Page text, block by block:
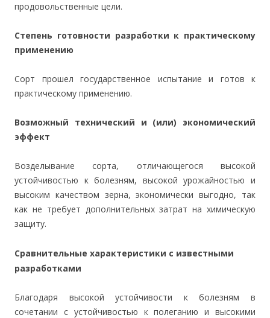
продовольственные цели.
Степень готовности разработки к практическому
применению
Сорт прошел государственное испытание и готов к
практическому применению.
Возможный технический и (или) экономический
эффект
Возделывание сорта, отличающегося высокой
устойчивостью к болезням, высокой урожайностью и
высоким качеством зерна, экономически выгодно, так
как не требует дополнительных затрат на химическую
защиту.
Сравнительные характеристики с известными
разработками
Благодаря высокой устойчивости к болезням в
сочетании с устойчивостью к полеганию и высокими